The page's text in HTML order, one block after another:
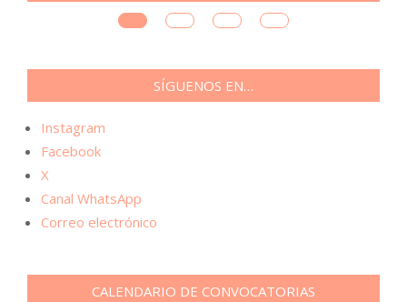
SÍGUENOS EN…
Instagram
Facebook
X
Canal WhatsApp
Correo electrónico
CALENDARIO DE CONVOCATORIAS